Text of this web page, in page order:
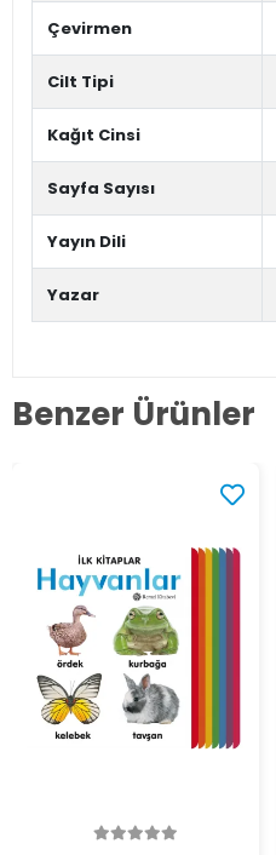
Çevirmen
Cilt Tipi
Kağıt Cinsi
Sayfa Sayısı
Yayın Dili
Yazar
Benzer Ürünler